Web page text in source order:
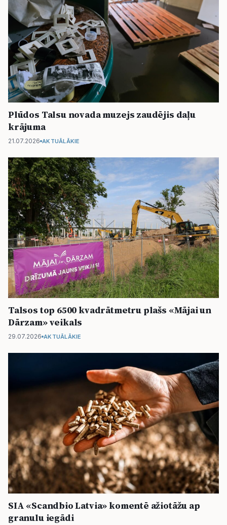
Plūdos Talsu novada muzejs zaudējis daļu
krājuma
21.07.2026 AKTUĀLĀKIE
Talsos top 6500 kvadrātmetru plašs «Mājai un
Dārzam» veikals
29.07.2026 AKTUĀLĀKIE
SIA «Scandbio Latvia» komentē ažiotāžu ap
granulu iegādi